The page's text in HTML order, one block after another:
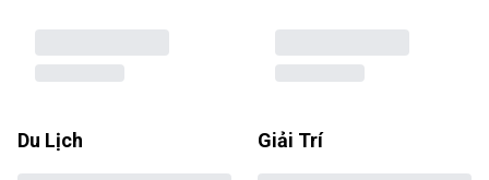
Du Lịch Giải Trí